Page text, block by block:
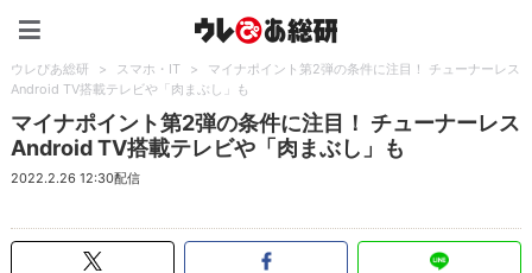
ウレぴあ総研 > スマホ・IT >
マイナポイント第2弾の条件に注目！ チューナーレス
Android TV搭載テレビや「肉まぶし」も
マイナポイント第2弾の条件に注目！ チューナーレス
Android TV搭載テレビや「肉まぶし」も
2022.2.26 12:30配信